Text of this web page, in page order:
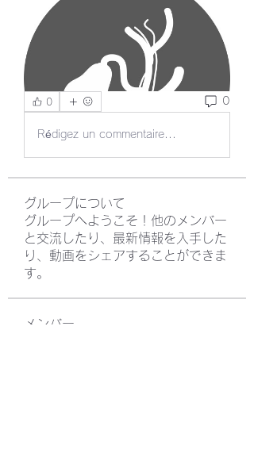
0 0
Rédigez un commentaire...
グループについて
グループへようこそ！他のメンバー
と交流したり、最新情報を入手した
り、動画をシェアすることができま
す。
メンバー